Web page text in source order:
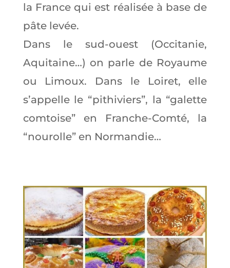
la France qui est réalisée à base de
pâte levée.
Dans le sud-ouest (Occitanie,
Aquitaine…) on parle de Royaume
ou Limoux. Dans le Loiret, elle
s’appelle le “pithiviers”, la “galette
comtoise” en Franche-Comté, la
“nourolle” en Normandie…